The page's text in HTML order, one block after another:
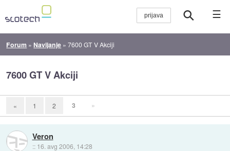
☰
Forum » Navijanje »7600 GT V Akciji
7600 GT V Akciji
« 1 2 3 »
Veron
:: 16. avg 2006, 14:28